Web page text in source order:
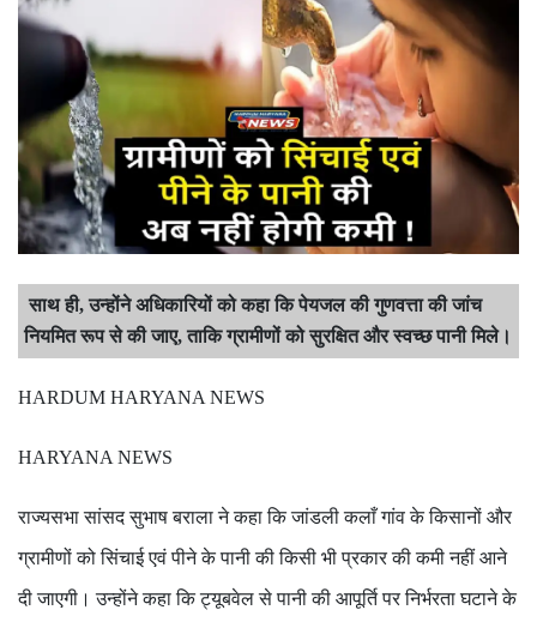
साथ ही,उन्होंने अधिकारियों को कहा कि पेयजल की गुणवत्ता की जांच
नियमित रूप से की जाए,ताकि ग्रामीणों को सुरक्षित और स्वच्छ पानी मिले।
HARDUM HARYANA NEWS
HARYANA NEWS
राज्यसभा सांसद सुभाष बराला ने कहा कि जांडली कलाँ गांव के किसानों और
ग्रामीणों को सिंचाई एवं पीने के पानी की किसी भी प्रकार की कमी नहीं आने
दी जाएगी। उन्होंने कहा कि ट्यूबवेल से पानी की आपूर्ति पर निर्भरता घटाने के